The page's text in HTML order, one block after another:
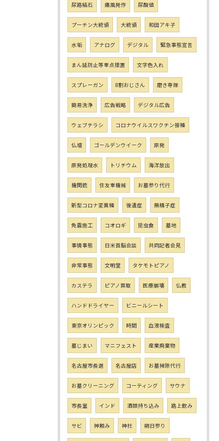
尿路結石 痛風発作 尿酸値
プーチン大統領 大統領 和田アキ子
水垢 アナログ デジタル 緊急事態宣言
まん延防止等重点措置 文字色入れ
スプレーガン 8割おじさん 磨き専隊
簡易洗浄 広告戦略 デジタル広告
ウェブチラシ コロナウイルスワクチン接種
仏壇 ゴールデンウイーク 原発
原発処理水 トリチウム 海洋放出
機関銃 住友重機械 お墓参り代行
新型コロナ変異種 後遺症 無精子症
免震施工 コオロギ 昆虫食 墓地
事情事態 日米首脳会談 共同記者会見
非常事態 文明堂 タケモトピアノ
カステラ ピアノ買取 医療崩壊 仏教
ハンドドライヤー ビニールシート
東京オリンピック 時間 血液検査
墓じまい マニフェスト 産業廃棄物
名古屋市長選 名古屋店 お墓掃除代行
お墓クリーニング コーティング サウナ
市長室 インド 酒類持ち込み 路上飲み
サビ 神頼み 神社 朔日参り